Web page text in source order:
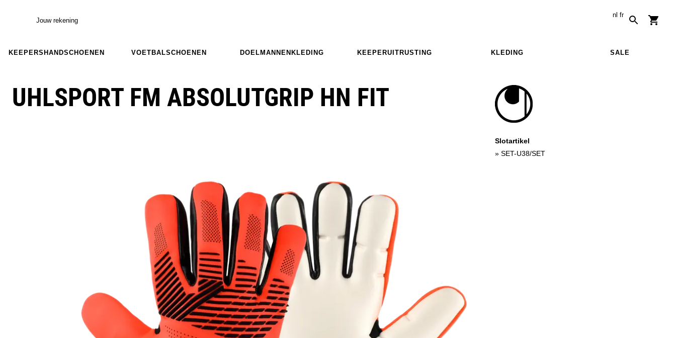
Jouw rekening
nl fr
KEEPERSHANDSCHOENEN VOETBALSCHOENEN DOELMANNENKLEDING KEEPERUITRUSTING KLEDING SALE
UHLSPORT FM ABSOLUTGRIP HN FIT
Slotartikel
» SET-U38/SET